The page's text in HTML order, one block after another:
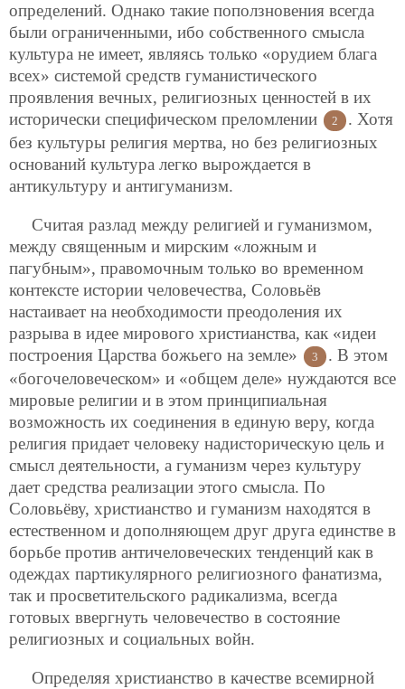
определений. Однако такие поползновения всегда
были ограниченными, ибо собственного смысла
культура не имеет, являясь только «орудием блага
всех» системой средств гуманистического
проявления вечных, религиозных ценностей в их
исторически специфическом преломлении
2
. Хотя
без культуры религия мертва, но без религиозных
оснований культура легко вырождается в
антикультуру и антигуманизм.
Считая разлад между религией и гуманизмом,
между священным и мирским «ложным и
пагубным», правомочным только во временном
контексте истории человечества, Соловьёв
настаивает на необходимости преодоления их
разрыва в идее мирового христианства, как «идеи
построения Царства божьего на земле»
3
. В этом
«богочеловеческом» и «общем деле» нуждаются все
мировые религии и в этом принципиальная
возможность их соединения в единую веру, когда
религия придает человеку надисторическую цель и
смысл деятельности, а гуманизм через культуру
дает средства реализации этого смысла. По
Соловьёву, христианство и гуманизм находятся в
естественном и дополняющем друг друга единстве в
борьбе против античеловеческих тенденций как в
одеждах партикулярного религиозного фанатизма,
так и просветительского радикализма, всегда
готовых ввергнуть человечество в состояние
религиозных и социальных войн.
Определяя христианство в качестве всемирной